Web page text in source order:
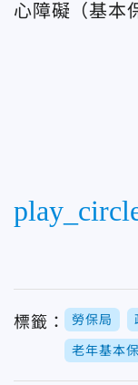
心障礙（基本
標籤： 勞保局
老年基本